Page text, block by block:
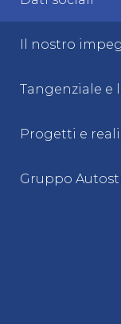
Il nostro
Tangenziale e
Progetti e
Gruppo